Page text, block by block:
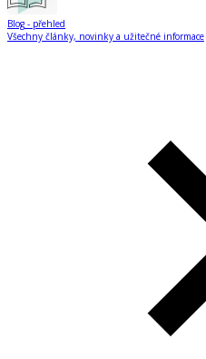
Blog - přehled
Všechny články, novinky a užitečné informace